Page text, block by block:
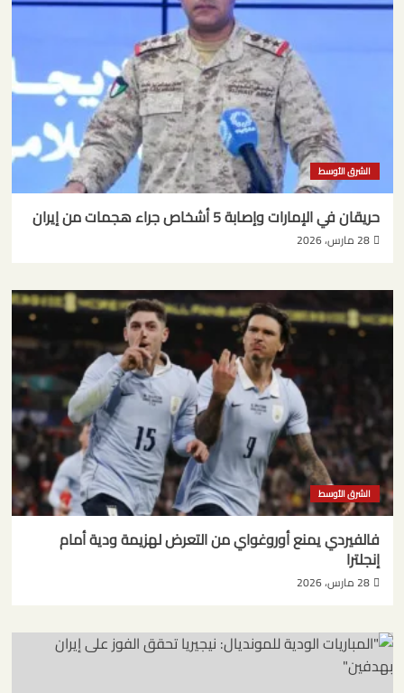
الشرق الأوسط
حريقان في الإمارات وإصابة 5 أشخاص جراء هجمات من إيران
28 مارس، 2026
الشرق الأوسط
فالفيردي يمنع أوروغواي من التعرض لهزيمة ودية أمام
إنجلترا
28 مارس، 2026